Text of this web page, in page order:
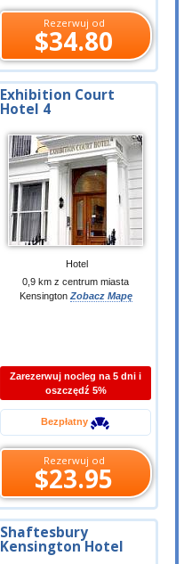
Rezerwuj od
$34.80
Exhibition Court
Hotel 4
Hotel
0,9 km z centrum miasta
Kensington Zobacz Mapę
Zarezerwuj nocleg na 5 dni i
oszczędź 5%
Bezpłatny
Rezerwuj od
$23.95
Shaftesbury
Kensington Hotel